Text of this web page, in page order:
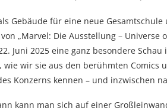
Gebäude für eine neue
„Marvel: Die Ausstellung – Universe
Juni 2025 eine ganz besondere
wir sie aus den berühmten Comics
Konzerns kennen – und inzwischen
kann man sich auf einer